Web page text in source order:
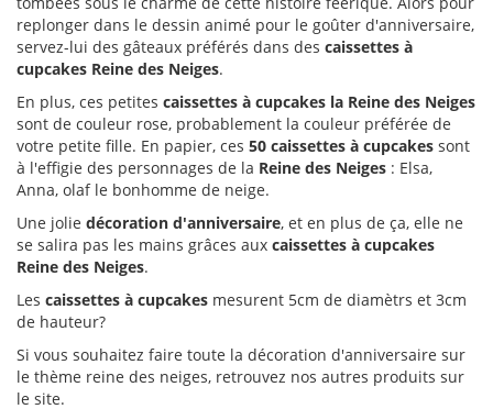
replonger dans le dessin animé pour le goûter d'anniversaire,
servez-lui des gâteaux préférés dans des caissettes à
cupcakes Reine des Neiges.
En plus, ces petites caissettes à cupcakes la Reine des Neiges
sont de couleur rose, probablement la couleur préférée de
votre petite fille. En papier, ces 50 caissettes à cupcakes sont
à l'effigie des personnages de la Reine des Neiges : Elsa,
Anna, olaf le bonhomme de neige.
Une jolie décoration d'anniversaire, et en plus de ça, elle ne
se salira pas les mains grâces aux caissettes à cupcakes
Reine des Neiges.
Les caissettes à cupcakes mesurent 5cm de diamètrs et 3cm
de hauteur?
Si vous souhaitez faire toute la décoration d'anniversaire sur
le thème reine des neiges, retrouvez nos autres produits sur
le site.